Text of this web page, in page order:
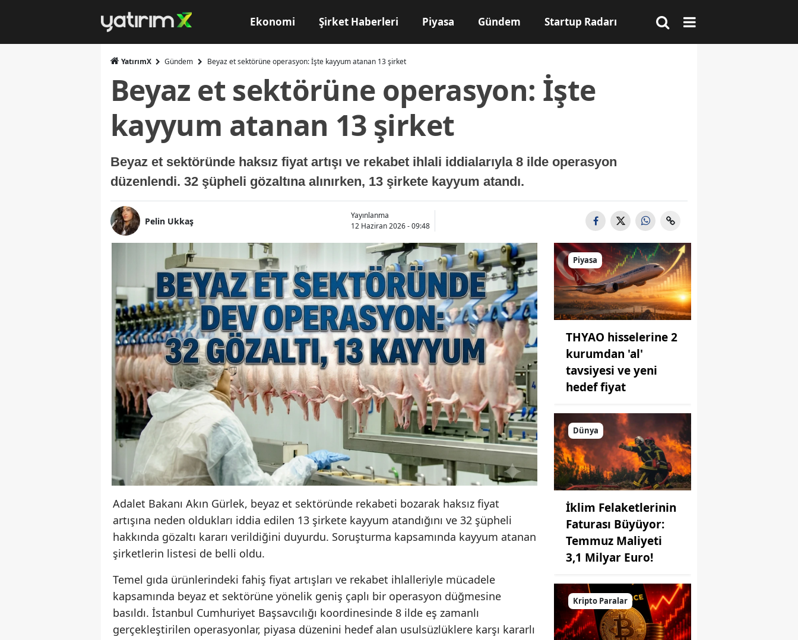
Ekonomi Şirket Haberleri Piyasa Gündem Startup Radarı
YatırımX Gündem Beyaz et sektörüne operasyon: İşte kayyum atanan 13 şirket
Beyaz et sektörüne operasyon: İşte
kayyum atanan 13 şirket
Beyaz et sektöründe haksız fiyat artışı ve rekabet ihlali iddialarıyla 8 ilde operasyon
düzenlendi. 32 şüpheli gözaltına alınırken, 13 şirkete kayyum atandı.
Pelin Ukkaş
Yayınlanma
12 Haziran 2026 - 09:48
Adalet Bakanı Akın Gürlek, beyaz et sektöründe rekabeti bozarak haksız fiyat
artışına neden oldukları iddia edilen 13 şirkete kayyum atandığını ve 32 şüpheli
hakkında gözaltı kararı verildiğini duyurdu. Soruşturma kapsamında kayyum atanan
şirketlerin listesi de belli oldu.
Temel gıda ürünlerindeki fahiş fiyat artışları ve rekabet ihlalleriyle mücadele
kapsamında beyaz et sektörüne yönelik geniş çaplı bir operasyon düğmesine
basıldı. İstanbul Cumhuriyet Başsavcılığı koordinesinde 8 ilde eş zamanlı
gerçekleştirilen operasyonlar, piyasa düzenini hedef alan usulsüzlüklere karşı kararlı
Piyasa
THYAO hisselerine 2
kurumdan 'al'
tavsiyesi ve yeni
hedef fiyat
Dünya
İklim Felaketlerinin
Faturası Büyüyor:
Temmuz Maliyeti
3,1 Milyar Euro!
Kripto Paralar